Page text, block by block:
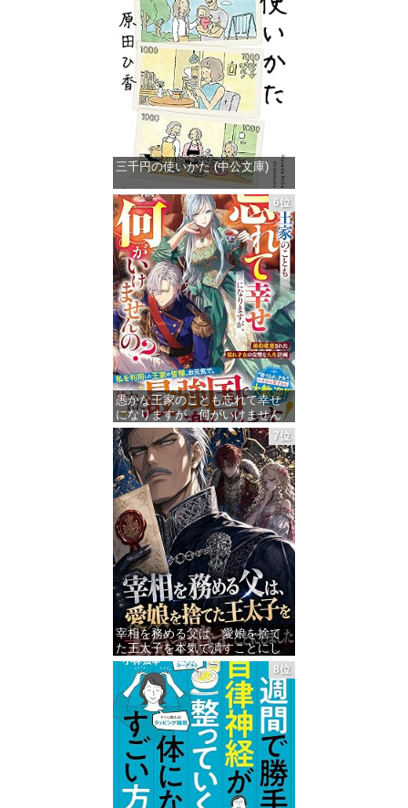
三千円の使いかた (中公文庫)
価格：¥862
6位
愚かな王家のことも忘れて幸せ
になりますが、何がいけません
の？～婚約破棄された隠れ才女
の完璧な人生計画～【電子限定
SS付き】 (ベリーズファンタジ
ー)
価格：¥1,455
7位
宰相を務める父は、愛娘を捨て
た王太子を本気で潰すことにし
ました 宰相父
価格：¥250
8位